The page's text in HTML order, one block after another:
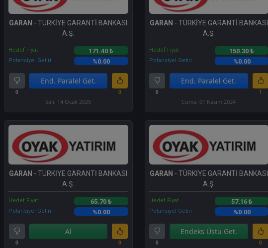
GARAN - TÜRKİYE GARANTİ BANKASI
A.Ş.
Hedef Fiyat 171.40 ₺
Potansiyel Getiri %0.00
0
End. Paralel Get.
0
Salı, 14 Ocak 2025
GARAN - TÜRKİYE GARANTİ BANKASI
A.Ş.
Hedef Fiyat 150.30 ₺
Potansiyel Getiri %0.00
0
End. Paralel Get.
1
Cuma, 01 Kasım 2024
GARAN - TÜRKİYE GARANTİ BANKASI
A.Ş.
Hedef Fiyat 65.70 ₺
Potansiyel Getiri %0.00
0
Al
0
GARAN - TÜRKİYE GARANTİ BANKASI
A.Ş.
Hedef Fiyat 57.16 ₺
Potansiyel Getiri %0.00
0
Endeks Üstü Get.
0